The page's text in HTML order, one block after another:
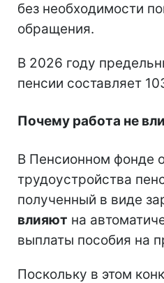
без необходимости
обращения.
В 2026 году
пенсии составляет
Почему работа не
В Пенсионном фонде
трудоустройства
полученный в виде
влияют на
выплаты пособия на
Поскольку в этом